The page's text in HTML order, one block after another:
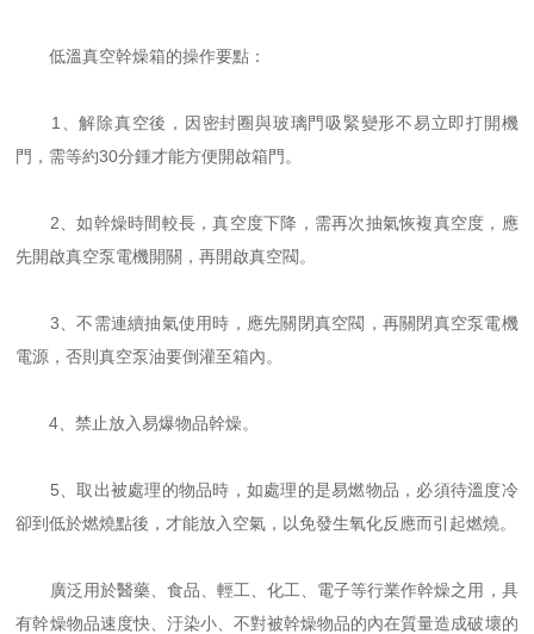
低溫真空幹燥箱的操作要點：
1、解除真空後，因密封圈與玻璃門吸緊變形不易立即打開機
門，需等約30分鍾才能方便開啟箱門。
2、如幹燥時間較長，真空度下降，需再次抽氣恢複真空度，應
先開啟真空泵電機開關，再開啟真空閥。
3、不需連續抽氣使用時，應先關閉真空閥，再關閉真空泵電機
電源，否則真空泵油要倒灌至箱內。
4、禁止放入易爆物品幹燥。
5、取出被處理的物品時，如處理的是易燃物品，必須待溫度冷
卻到低於燃燒點後，才能放入空氣，以免發生氧化反應而引起燃燒。
廣泛用於醫藥、食品、輕工、化工、電子等行業作幹燥之用，具
有幹燥物品速度快、汙染小、不對被幹燥物品的內在質量造成破壞的